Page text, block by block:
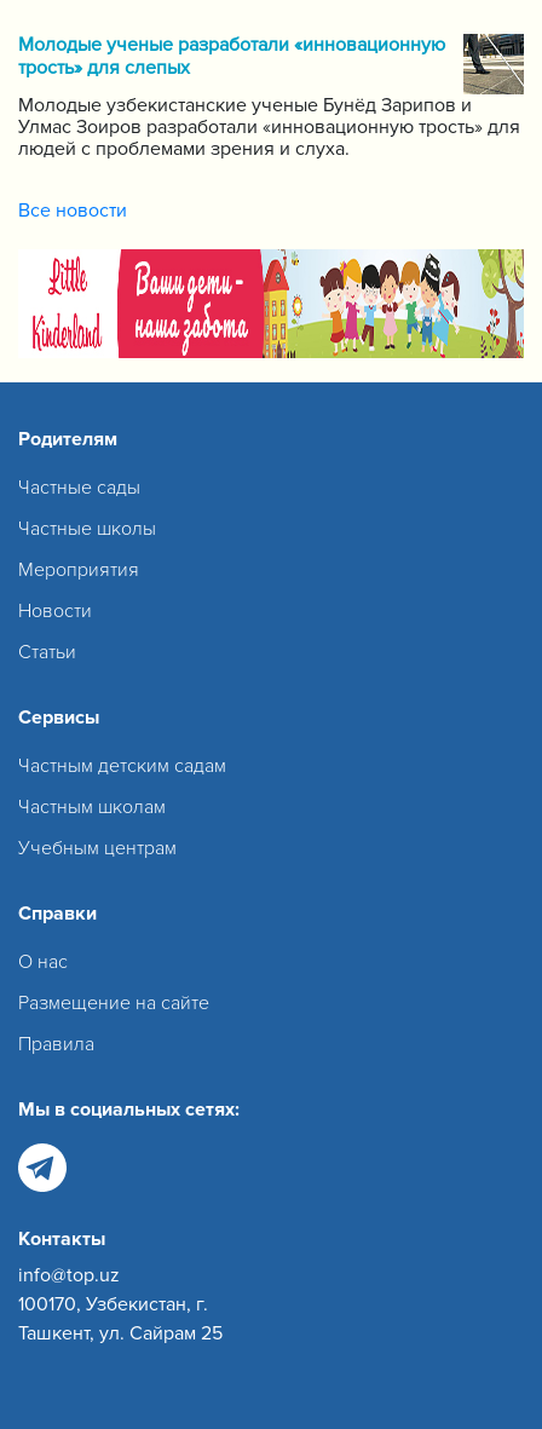
за качеством образования при Кабинете Министров
Республики Узбекистан.
Молодые ученые разработали «инновационную
трость» для слепых
Молодые узбекистанские ученые Бунёд Зарипов и
Улмас Зоиров разработали «инновационную трость» для
людей с проблемами зрения и слуха.
Все новости
Родителям
Частные сады
Частные школы
Мероприятия
Новости
Статьи
Сервисы
Частным детским садам
Частным школам
Учебным центрам
Справки
О нас
Размещение на сайте
Правила
Мы в социальных сетях:
Контакты
info@top.uz
100170, Узбекистан, г.
Ташкент, ул. Сайрам 25